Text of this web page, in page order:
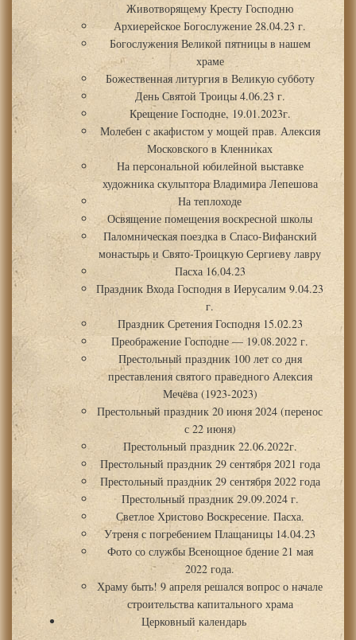
Животворящему Кресту Господню
Архиерейское Богослужение 28.04.23 г.
Богослужения Великой пятницы в нашем
храме
Божественная литургия в Великую субботу
День Святой Троицы 4.06.23 г.
Крещение Господне, 19.01.2023г.
Молебен с акафистом у мощей прав. Алексия
Московского в Кленниках
На персональной юбилейной выставке
художника скульптора Владимира Лепешова
На теплоходе
Освящение помещения воскресной школы
Паломническая поездка в Спасо-Вифанский
монастырь и Свято-Троицкую Сергиеву лавру
Пасха 16.04.23
Праздник Входа Господня в Иерусалим 9.04.23
г.
Праздник Сретения Господня 15.02.23
Преображение Господне — 19.08.2022 г.
Престольный праздник 100 лет со дня
преставления святого праведного Алексия
Мечёва (1923-2023)
Престольный праздник 20 июня 2024 (перенос
с 22 июня)
Престольный праздник 22.06.2022г.
Престольный праздник 29 сентября 2021 года
Престольный праздник 29 сентября 2022 года
Престольный праздник 29.09.2024 г.
Светлое Христово Воскресение. Пасха.
Утреня с погребением Плащаницы 14.04.23
Фото со службы Всенощное бдение 21 мая
2022 года.
Храму быть! 9 апреля решался вопрос о начале
строительства капитального храма
Церковный календарь